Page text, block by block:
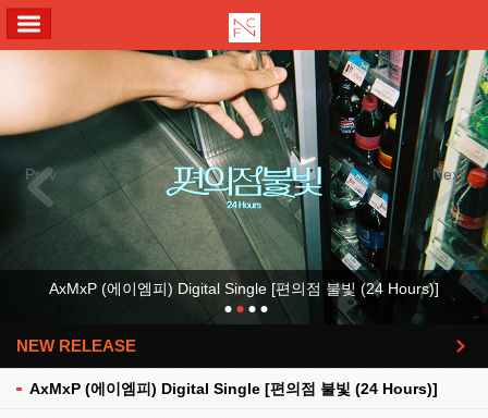
Previous Next
AxMxP (에이엠피) Digital Single [편의점 불빛 (24 Hours)]
NEW RELEASE
AxMxP (에이엠피) Digital Single [편의점 불빛 (24 Hours)]
더보기